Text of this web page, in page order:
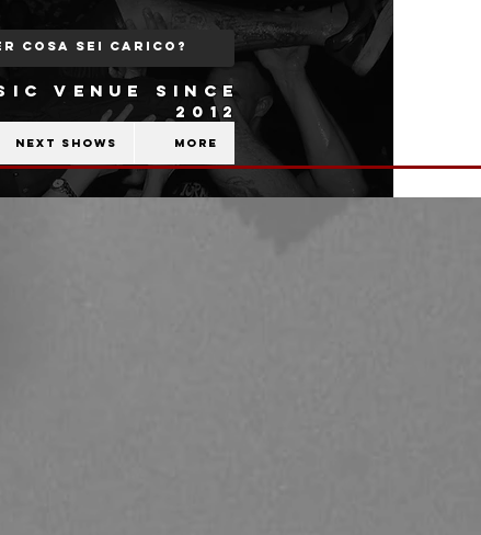
VENUE SINCE
2012
Next shows More